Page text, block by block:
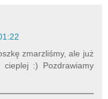
zmarzliśmy, ale już
:) Pozdrawiamy